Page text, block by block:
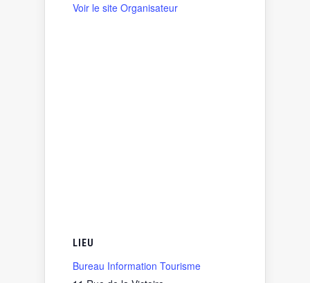
Voir le site Organisateur
LIEU
Bureau Information Tourisme